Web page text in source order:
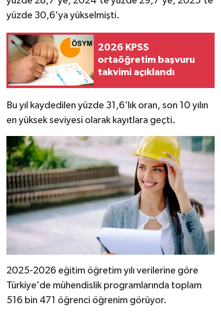
yüzde 30,6'ya yükselmişti.
2026 KPSS
ortaöğretim başvuru
takvimi açıklandı
Bu yıl kaydedilen yüzde 31,6'lık oran, son 10 yılın
en yüksek seviyesi olarak kayıtlara geçti.
2025-2026 eğitim öğretim yılı verilerine göre
Türkiye'de mühendislik programlarında toplam
516 bin 471 öğrenci öğrenim görüyor.
Siyaset
Spor
Tavşanlı
Teknoloji
Türkiye
Video Galeri
Yaşam
Yemek Tarifleri